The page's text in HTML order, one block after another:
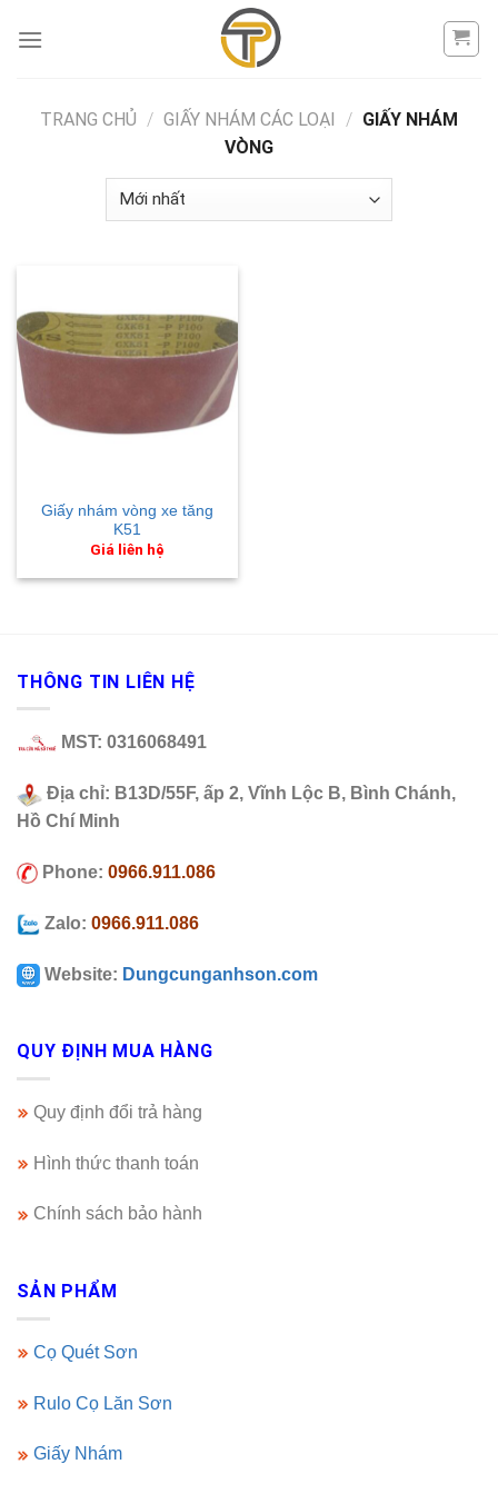
TRANG CHỦ / GIẤY NHÁM CÁC LOẠI / GIẤY NHÁM
VÒNG
Giấy nhám vòng xe tăng
K51
Giá liên hệ
THÔNG TIN LIÊN HỆ
MST: 0316068491
Địa chỉ: B13D/55F, ấp 2, Vĩnh Lộc B, Bình Chánh,
Hồ Chí Minh
Phone: 0966.911.086
Zalo: 0966.911.086
Website: Dungcunganhson.com
QUY ĐỊNH MUA HÀNG
Quy định đổi trả hàng
Hình thức thanh toán
Chính sách bảo hành
SẢN PHẨM
Cọ Quét Sơn
Rulo Cọ Lăn Sơn
Giấy Nhám